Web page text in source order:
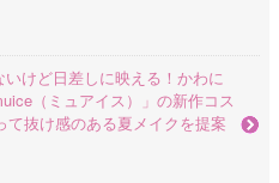
いけど日差しに映える！かわに
（ミュアイス）」の新作コス
て抜け感のある夏メイクを提案